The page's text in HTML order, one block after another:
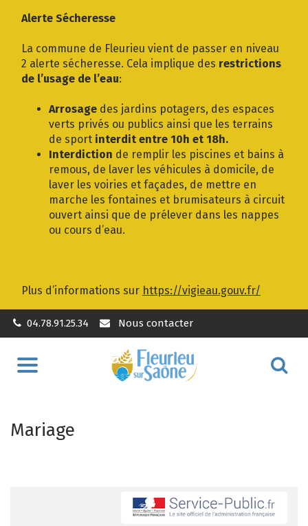
Alerte Sécheresse
La commune de Fleurieu vient de passer en niveau
2 alerte sécheresse. Cela implique des restrictions
de l’usage de l’eau:
Arrosage des jardins potagers, des espaces
verts privés ou publics ainsi que les terrains
de sport interdit entre 10h et 18h.
Interdiction de remplir les piscines et bains à
remous, de laver les véhicules à domicile, de
laver les voiries et façades, de mettre en
marche les fontaines et brumisateurs à circuit
ouvert ainsi que de prélever dans les nappes
ou cours d’eau.
Plus d’informations sur https://vigieau.gouv.fr/
04.78.91.25.34 Nous contacter
Aller
Mariage